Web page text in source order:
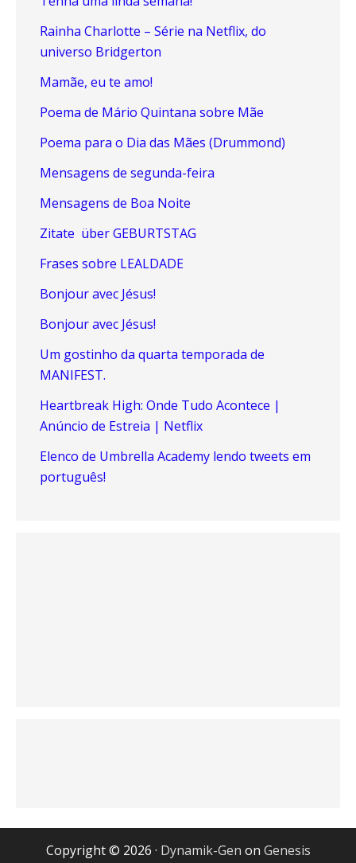
Rainha Charlotte – Série na Netflix, do
universo Bridgerton
Mamãe, eu te amo!
Poema de Mário Quintana sobre Mãe
Poema para o Dia das Mães (Drummond)
Mensagens de segunda-feira
Mensagens de Boa Noite
Zitate über GEBURTSTAG
Frases sobre LEALDADE
Bonjour avec Jésus!
Bonjour avec Jésus!
Um gostinho da quarta temporada de
MANIFEST.
Heartbreak High: Onde Tudo Acontece |
Anúncio de Estreia | Netflix
Elenco de Umbrella Academy lendo tweets em
português!
Copyright © 2026 · Dynamik-Gen on Genesis